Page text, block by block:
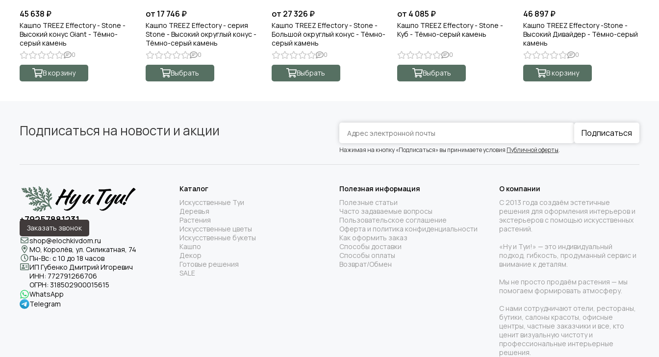
45 638 ₽
Кашпо TREEZ Effectory - Stone -
Высокий конус Giant - Тёмно-
серый камень
0
В корзину
от 17 746 ₽
Кашпо TREEZ Effectory - серия
Stone - Высокий округлый конус -
Тёмно-серый камень
0
Выбрать
от 27 326 ₽
Кашпо TREEZ Effectory - Stone -
Большой округлый конус - Тёмно-
серый камень
0
Выбрать
от 4 085 ₽
Кашпо TREEZ Effectory - Stone -
Куб - Тёмно-серый камень
0
Выбрать
46 897 ₽
Кашпо TREEZ Effectory -Stone -
Высокий Дивайдер - Тёмно-серый
камень
0
В корзину
Подписаться на новости и акции Подписаться
Нажимая на кнопку «Подписаться» вы принимаете условия Публичной оферты.
+79257881231
Заказать звонок
shop@elochkivdom.ru
МО, Королёв, ул. Силикатная, 74
Пн-Вс: с 10 до 18 часов
ИП Губенко Дмитрий Игоревич
ИНН: 772791266706
ОГРН: 318502900015615
WhatsApp
Telegram
Каталог
Искусственные Туи
Деревья
Растения
Искусственные цветы
Искусственные букеты
Кашпо
Декор
Готовые решения
SALE
Полезная информация
Полезные статьи
Часто задаваемые вопросы
Пользовательское соглашение
Оферта и политика конфиденциальности
Как оформить заказ
Способы доставки
Способы оплаты
Возврат/Обмен
О компании
С 2013 года создаём эстетичные
решения для оформления интерьеров и
экстерьеров с помощью искусственных
растений.
«Ну и Туи!» — это индивидуальный
подход, гибкость, продуманный сервис и
внимание к деталям.
Мы не просто продаём растения — мы
помогаем формировать атмосферу.
С нами сотрудничают отели, рестораны,
бутики, салоны красоты, офисные
центры, частные заказчики и все, кто
ценит визуальную чистоту и
профессиональные интерьерные
решения.